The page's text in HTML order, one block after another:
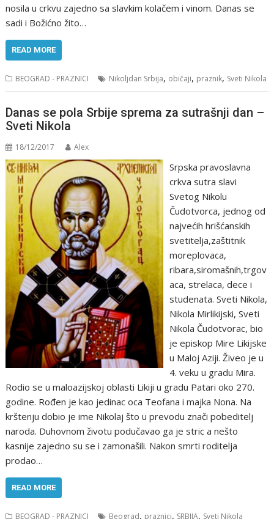
nosila u crkvu zajedno sa slavkim kolačem i vinom. Danas se
sadi i Božićno žito…
READ MORE
BEOGRAD - PRAZNICI Nikoljdan Srbija, običaji, praznik, Sveti Nikola
Danas se pola Srbije sprema za sutrašnji dan –
Sveti Nikola
18/12/2017 Alex
Srpska pravoslavna
crkva sutra slavi
Svetog Nikolu
Čudotvorca, jednog od
najvećih hrišćanskih
svetitelja,zaštitnik
moreplovaca,
ribara,siromašnih,trgov
aca, strelaca, dece i
studenata. Sveti Nikola,
Nikola Mirlikijski, Sveti
Nikola Čudotvorac, bio
je episkop Mire Likijske
u Maloj Aziji. Živeo je u
4. veku u gradu Mira.
Rodio se u maloazijskoj oblasti Likiji u gradu Patari oko 270.
godine. Rođen je kao jedinac oca Teofana i majka Nona. Na
krštenju dobio je ime Nikolaj što u prevodu znači pobeditelj
naroda. Duhovnom životu podučavao ga je stric a nešto
kasnije zajedno su se i zamonašili. Nakon smrti roditelja
prodao…
READ MORE
BEOGRAD - PRAZNICI Beograd, praznici, SRBIJA, Sveti Nikola